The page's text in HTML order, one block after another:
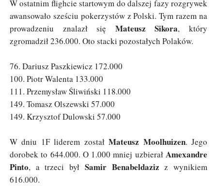
W ostatnim flighcie startowym do dalszej fazy rozgrywek
awansowało sześciu pokerzystów z Polski. Tym razem na
prowadzeniu znalazł się Mateusz Sikora, który
zgromadził 236.000. Oto stacki pozostałych Polaków.
76. Dariusz Paszkiewicz 172.000
100. Piotr Walenta 133.000
111. Przemysław Śliwiński 118.000
149. Tomasz Olszewski 57.000
149. Krzysztof Dulowski 57.000
W dniu 1F liderem zostałMateusz Moolhuizen. Jego
dorobek to 644.000. O 1.000 mniej uzbierał Amexandre
Pinto, a trzeci był Samir Benabeldaziz z wynikiem
616.000.